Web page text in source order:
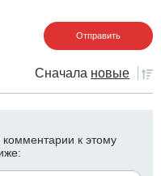
Сначала новые
к этому